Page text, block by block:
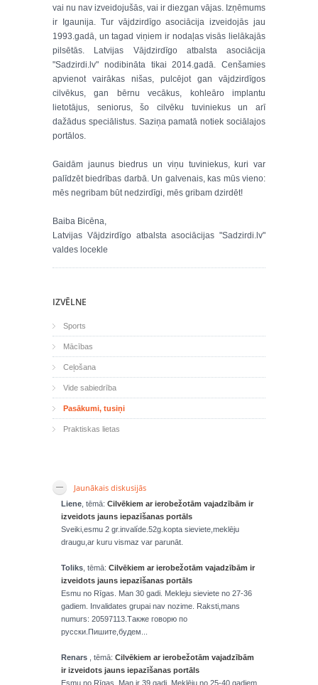
vai nu nav izveidojušās, vai ir diezgan vājas. Izņēmums
ir Igaunija. Tur vājdzirdīgo asociācija izveidojās jau
1993.gadā, un tagad viņiem ir nodaļas visās lielākajās
pilsētās. Latvijas Vājdzirdīgo atbalsta asociācija
"Sadzirdi.lv" nodibināta tikai 2014.gadā. Cenšamies
apvienot vairākas nišas, pulcējot gan vājdzirdīgos
cilvēkus, gan bērnu vecākus, kohleāro implantu
lietotājus, seniorus, šo cilvēku tuviniekus un arī
dažādus speciālistus. Saziņa pamatā notiek sociālajos
portālos.
Gaidām jaunus biedrus un viņu tuviniekus, kuri var
palīdzēt biedrības darbā. Un galvenais, kas mūs vieno:
mēs negribam būt nedzirdīgi, mēs gribam dzirdēt!
Baiba Bicēna,
Latvijas Vājdzirdīgo atbalsta asociācijas "Sadzirdi.lv"
valdes locekle
IZVĒLNE
Sports
Mācības
Ceļošana
Vide sabiedrība
Pasākumi, tusiņi
Praktiskas lietas
Jaunākais diskusijās
Liene , tēmā: Cilvēkiem ar ierobežotām vajadzībām ir
izveidots jauns iepazīšanas portāls
Sveiki,esmu 2 gr.invalíde.52g.kopta sieviete,meklēju
draugu,ar kuru vismaz var parunāt.
Toliks , tēmā: Cilvēkiem ar ierobežotām vajadzībām ir
izveidots jauns iepazīšanas portāls
Esmu no Rīgas. Man 30 gadi. Mekleju sieviete no 27-36
gadiem. Invalidates grupai nav nozime. Raksti,mans
numurs: 20597113.Также говорю по
русски.Пишите,будем...
Renars , tēmā: Cilvēkiem ar ierobežotām vajadzībām
ir izveidots jauns iepazīšanas portāls
Esmu no Rīgas. Man ir 39 gadi. Meklēju no 25-40 gadiem